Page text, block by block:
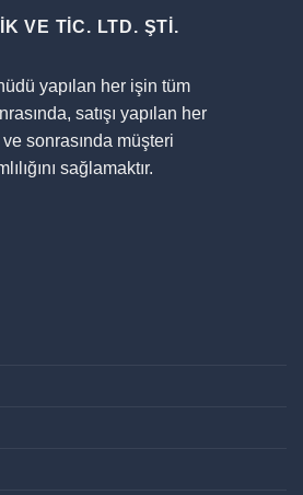
VE TİC. LTD. ŞTİ.
yapılan her işin tüm
satışı yapılan her
sonrasında müşteri
sağlamaktır.